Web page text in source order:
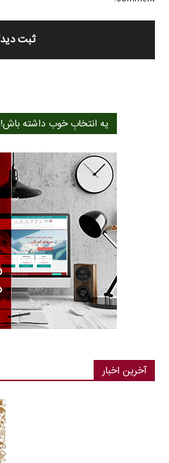
یه انتخابِ خوب داشته باش!
آخرین اخبار